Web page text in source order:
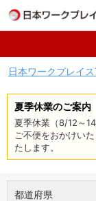
日本ワークプレイ
夏季休業のご案内
夏季休業（8/12～
ご不便をおかけい
たします。
都道府県